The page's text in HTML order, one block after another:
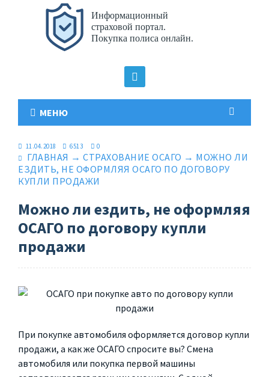
МЕНЮ
11.04.2018 6513 0
ГЛАВНАЯ → СТРАХОВАНИЕ ОСАГО → МОЖНО ЛИ
ЕЗДИТЬ, НЕ ОФОРМЛЯЯ ОСАГО ПО ДОГОВОРУ
КУПЛИ ПРОДАЖИ
Можно ли ездить, не оформляя
ОСАГО по договору купли
продажи
При покупке автомобиля оформляется договор купли
продажи, а как же ОСАГО спросите вы? Смена
автомобиля или покупка первой машины